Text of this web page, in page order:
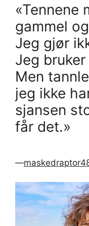
«Tennene
gammel
Jeg gjør
Jeg
Men
jeg ikke
sjansen
får det.»
—